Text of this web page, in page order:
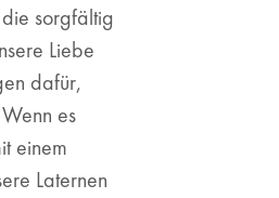
sorgfältig
Liebe
dafür,
es
einem
Laternen